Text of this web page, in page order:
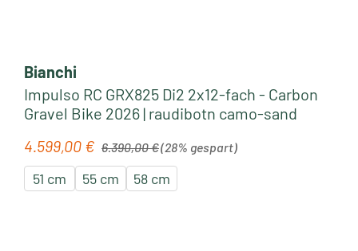
Bianchi
Impulso RC GRX825 Di2 2x12-fach - Carbon
Gravel Bike 2026 | raudibotn camo-sand
Verkaufspreis:
4.599,00 € Regulärer Preis:
6.390,00 €(28% gespart)
51 cm 55 cm 58 cm